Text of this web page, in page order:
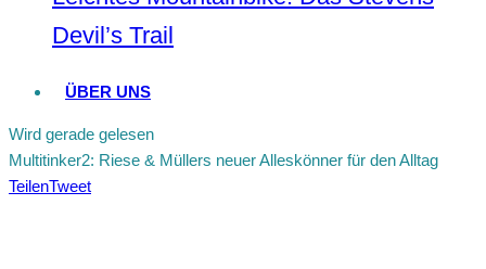
Devil’s Trail
ÜBER UNS
Wird gerade gelesen
Multitinker2: Riese & Müllers neuer Alleskönner für den Alltag
TeilenTweet